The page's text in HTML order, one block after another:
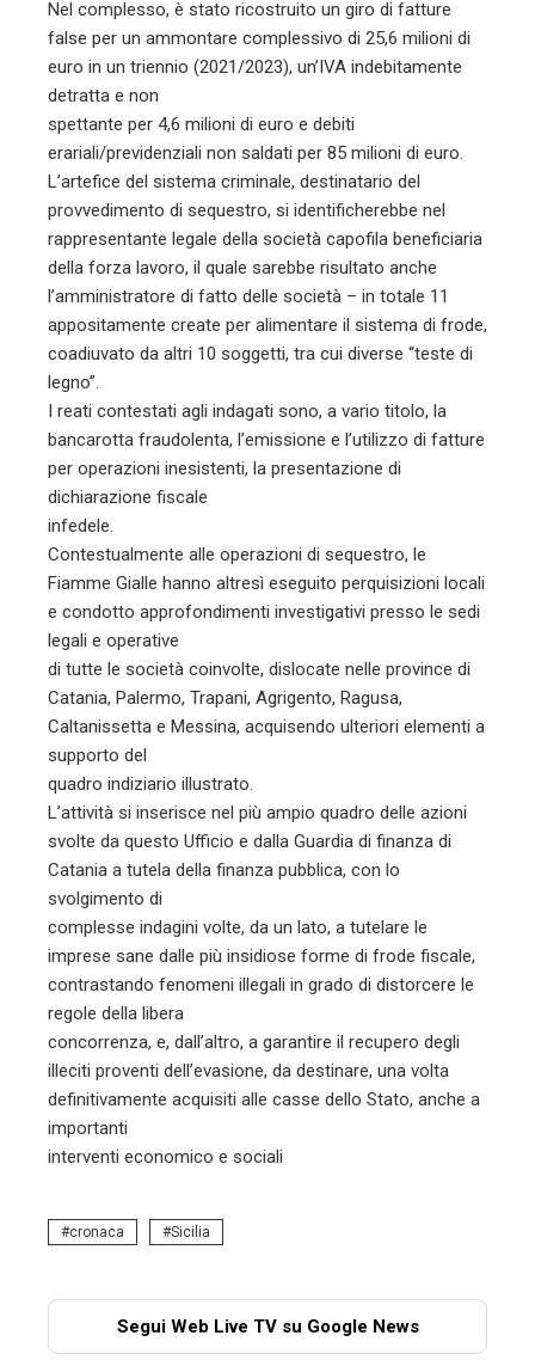
Nel complesso, è stato ricostruito un giro di fatture
false per un ammontare complessivo di 25,6 milioni di
euro in un triennio (2021/2023), un’IVA indebitamente
detratta e non
spettante per 4,6 milioni di euro e debiti
erariali/previdenziali non saldati per 85 milioni di euro.
L’artefice del sistema criminale, destinatario del
provvedimento di sequestro, si identificherebbe nel
rappresentante legale della società capofila beneficiaria
della forza lavoro, il quale sarebbe risultato anche
l’amministratore di fatto delle società – in totale 11
appositamente create per alimentare il sistema di frode,
coadiuvato da altri 10 soggetti, tra cui diverse “teste di
legno”.
I reati contestati agli indagati sono, a vario titolo, la
bancarotta fraudolenta, l’emissione e l’utilizzo di fatture
per operazioni inesistenti, la presentazione di
dichiarazione fiscale
infedele.
Contestualmente alle operazioni di sequestro, le
Fiamme Gialle hanno altresì eseguito perquisizioni locali
e condotto approfondimenti investigativi presso le sedi
legali e operative
di tutte le società coinvolte, dislocate nelle province di
Catania, Palermo, Trapani, Agrigento, Ragusa,
Caltanissetta e Messina, acquisendo ulteriori elementi a
supporto del
quadro indiziario illustrato.
L’attività si inserisce nel più ampio quadro delle azioni
svolte da questo Ufficio e dalla Guardia di finanza di
Catania a tutela della finanza pubblica, con lo
svolgimento di
complesse indagini volte, da un lato, a tutelare le
imprese sane dalle più insidiose forme di frode fiscale,
contrastando fenomeni illegali in grado di distorcere le
regole della libera
concorrenza, e, dall’altro, a garantire il recupero degli
illeciti proventi dell’evasione, da destinare, una volta
definitivamente acquisiti alle casse dello Stato, anche a
importanti
interventi economico e sociali
cronaca Sicilia
Segui Web Live TV su Google News